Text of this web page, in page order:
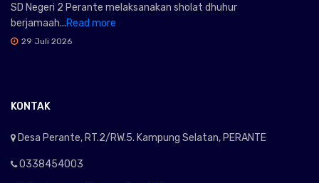
SD Negeri 2 Perante melaksanakan sholat dhuhur
berjamaah...Read more
29 Juli 2026
KONTAK
Desa Perante, RT.2/RW.5. Kampung Selatan, PERANTE
0338454003